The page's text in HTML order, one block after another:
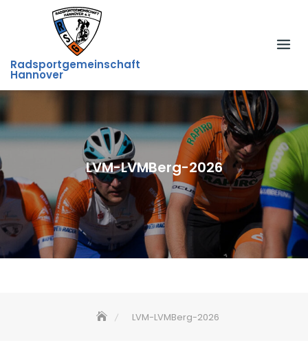
Radsportgemeinschaft
Hannover
LVM-LVMBerg-2026
LVM-LVMBerg-2026